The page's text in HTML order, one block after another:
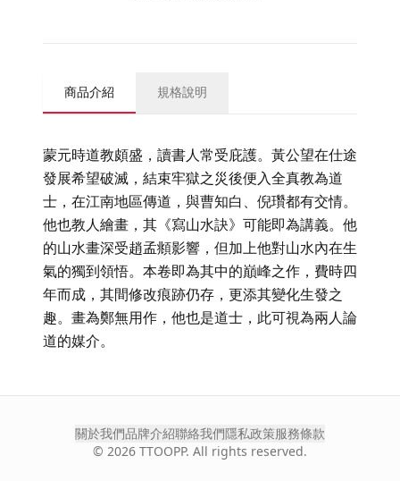
商品介紹 規格說明
蒙元時道教頗盛，讀書人常受庇護。黃公望在仕途
發展希望破滅，結束牢獄之災後便入全真教為道
士，在江南地區傳道，與曹知白、倪瓚都有交情。
他也教人繪畫，其《寫山水訣》可能即為講義。他
的山水畫深受趙孟頫影響，但加上他對山水內在生
氣的獨到領悟。本卷即為其中的巔峰之作，費時四
年而成，其間修改痕跡仍存，更添其變化生發之
趣。畫為鄭無用作，他也是道士，此可視為兩人論
道的媒介。
關於我們品牌介紹聯絡我們隱私政策服務條款
© 2026 TTOOPP. All rights reserved.